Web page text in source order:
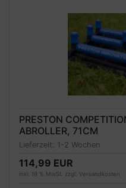
PRESTON
ABROLLER, 71CM
Lieferzeit: 1-2 Wochen
114,99 EUR
inkl. 19 % MwSt. zzgl. Versandkosten